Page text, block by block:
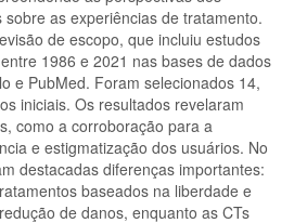
sobre as experiências de tratamento.
de escopo, que incluiu estudos
1986 e 2021 nas bases de dados
e PubMed. Foram selecionados 14,
iniciais. Os resultados revelaram
como a corroboração para a
e estigmatização dos usuários. No
destacadas diferenças importantes:
baseados na liberdade e
de danos, enquanto as CTs